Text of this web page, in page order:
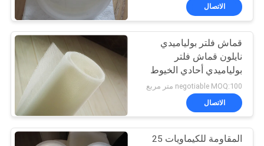
الاتصال
قماش فلتر بولياميدي
نايلون قماش فلتر
بولياميدي أحادي الخيوط
للعمل بالمعادن
negotiable MOQ:100 متر مربع
الاتصال
المقاومة للكيماويات 25